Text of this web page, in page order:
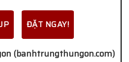
ĐẶT NGAY!
(banhtrungthungon.com)